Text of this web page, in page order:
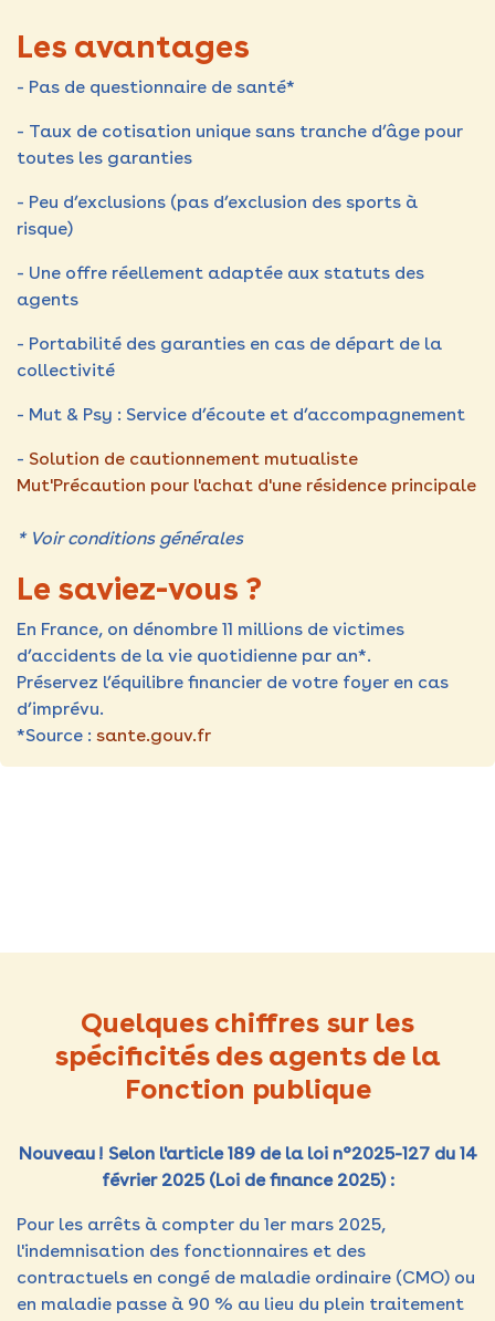
Les avantages
- Pas de questionnaire de santé*
- Taux de cotisation unique sans tranche d’âge pour
toutes les garanties
- Peu d’exclusions (pas d’exclusion des sports à
risque)
- Une offre réellement adaptée aux statuts des
agents
- Portabilité des garanties en cas de départ de la
collectivité
- Mut & Psy : Service d’écoute et d’accompagnement
- Solution de cautionnement mutualiste
Mut'Précaution pour l'achat d'une résidence principale
* Voir conditions générales
Le saviez-vous ?
En France, on dénombre 11 millions de victimes
d’accidents de la vie quotidienne par an*.
Préservez l’équilibre financier de votre foyer en cas
d’imprévu.
*Source : sante.gouv.fr
Quelques chiffres sur les
spécificités des agents de la
Fonction publique
Nouveau ! Selon l'article 189 de la loi n°2025-127 du 14
février 2025 (Loi de finance 2025) :
Pour les arrêts à compter du 1er mars 2025,
l'indemnisation des fonctionnaires et des
contractuels en congé de maladie ordinaire (CMO) ou
en maladie passe à 90 % au lieu du plein traitement